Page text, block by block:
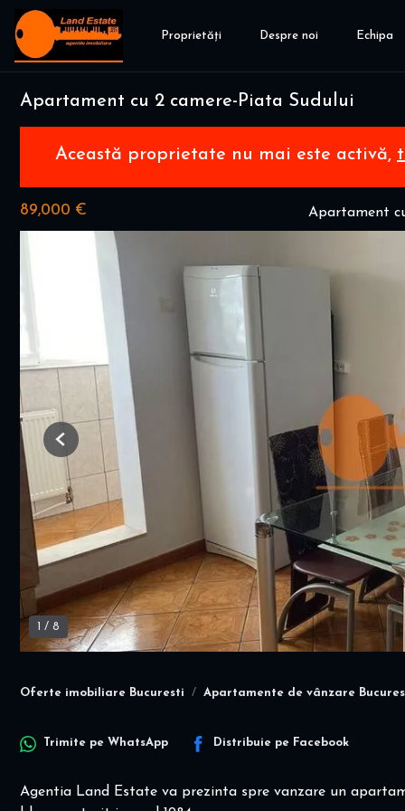
Proprietăți Despre noi Echipa
Apartament cu 2 camere-Piata Sudului
Această proprietate nu mai este activă,
89,000 € Apartament
/ 8
Previous
Oferte imobiliare Bucuresti Apartamente de vânzare
Trimite pe WhatsApp Distribuie pe Facebook
Agentia Land Estate va prezinta spre vanzare un